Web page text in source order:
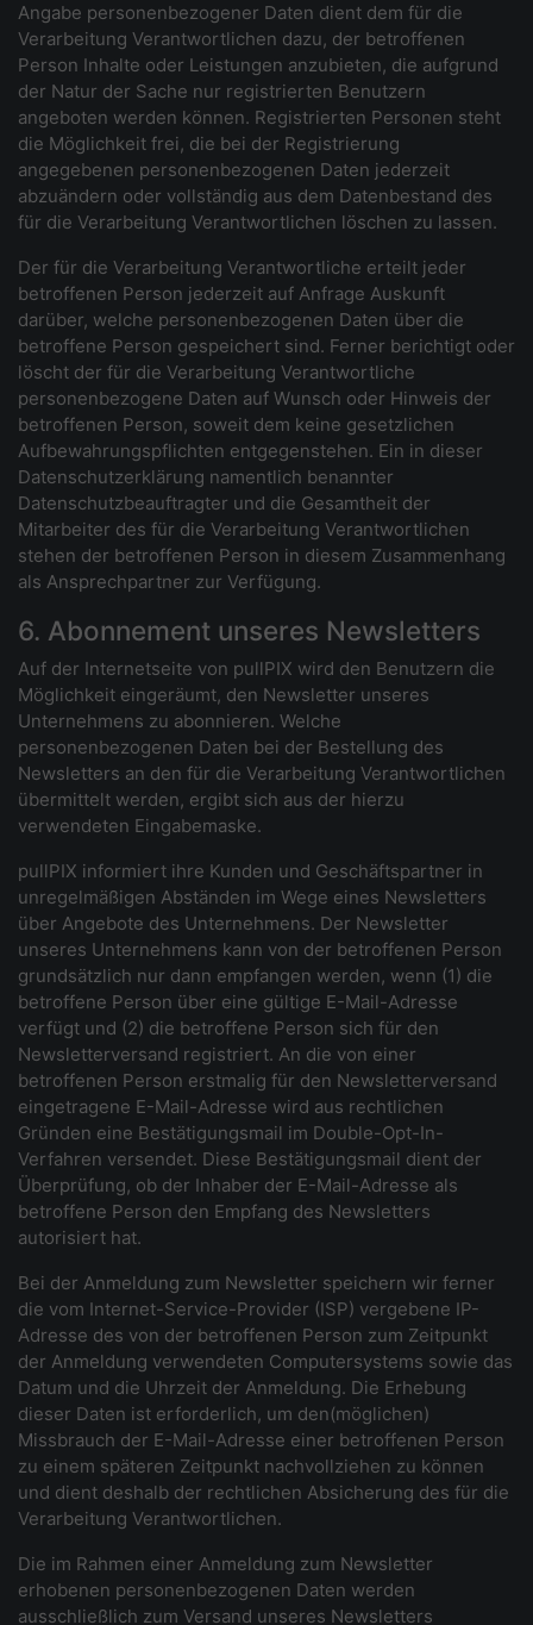
Angabe personenbezogener Daten dient dem für die
Verarbeitung Verantwortlichen dazu, der betroffenen
Person Inhalte oder Leistungen anzubieten, die aufgrund
der Natur der Sache nur registrierten Benutzern
angeboten werden können. Registrierten Personen steht
die Möglichkeit frei, die bei der Registrierung
angegebenen personenbezogenen Daten jederzeit
abzuändern oder vollständig aus dem Datenbestand des
für die Verarbeitung Verantwortlichen löschen zu lassen.
Der für die Verarbeitung Verantwortliche erteilt jeder
betroffenen Person jederzeit auf Anfrage Auskunft
darüber, welche personenbezogenen Daten über die
betroffene Person gespeichert sind. Ferner berichtigt oder
löscht der für die Verarbeitung Verantwortliche
personenbezogene Daten auf Wunsch oder Hinweis der
betroffenen Person, soweit dem keine gesetzlichen
Aufbewahrungspflichten entgegenstehen. Ein in dieser
Datenschutzerklärung namentlich benannter
Datenschutzbeauftragter und die Gesamtheit der
Mitarbeiter des für die Verarbeitung Verantwortlichen
stehen der betroffenen Person in diesem Zusammenhang
als Ansprechpartner zur Verfügung.
6. Abonnement unseres Newsletters
Auf der Internetseite von pullPIX wird den Benutzern die
Möglichkeit eingeräumt, den Newsletter unseres
Unternehmens zu abonnieren. Welche
personenbezogenen Daten bei der Bestellung des
Newsletters an den für die Verarbeitung Verantwortlichen
übermittelt werden, ergibt sich aus der hierzu
verwendeten Eingabemaske.
pullPIX informiert ihre Kunden und Geschäftspartner in
unregelmäßigen Abständen im Wege eines Newsletters
über Angebote des Unternehmens. Der Newsletter
unseres Unternehmens kann von der betroffenen Person
grundsätzlich nur dann empfangen werden, wenn (1) die
betroffene Person über eine gültige E-Mail-Adresse
verfügt und (2) die betroffene Person sich für den
Newsletterversand registriert. An die von einer
betroffenen Person erstmalig für den Newsletterversand
eingetragene E-Mail-Adresse wird aus rechtlichen
Gründen eine Bestätigungsmail im Double-Opt-In-
Verfahren versendet. Diese Bestätigungsmail dient der
Überprüfung, ob der Inhaber der E-Mail-Adresse als
betroffene Person den Empfang des Newsletters
autorisiert hat.
Bei der Anmeldung zum Newsletter speichern wir ferner
die vom Internet-Service-Provider (ISP) vergebene IP-
Adresse des von der betroffenen Person zum Zeitpunkt
der Anmeldung verwendeten Computersystems sowie das
Datum und die Uhrzeit der Anmeldung. Die Erhebung
dieser Daten ist erforderlich, um den(möglichen)
Missbrauch der E-Mail-Adresse einer betroffenen Person
zu einem späteren Zeitpunkt nachvollziehen zu können
und dient deshalb der rechtlichen Absicherung des für die
Verarbeitung Verantwortlichen.
Die im Rahmen einer Anmeldung zum Newsletter
erhobenen personenbezogenen Daten werden
ausschließlich zum Versand unseres Newsletters